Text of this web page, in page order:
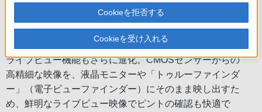
進化した「クイックAFライブビュー」機能
「トランスルーセントミラー・テクノロジー」により、
ライブビュー機能もさらに進化。CMOSセンサーからの
高精細な映像を、液晶モニターや「トゥルーファインダ
ー」（電子ビューファインダー）にそのまま映し出すた
め、鮮明なライブビュー映像でピントの確認も快適で
Cookieを拒否する
Cookieを受け入れる